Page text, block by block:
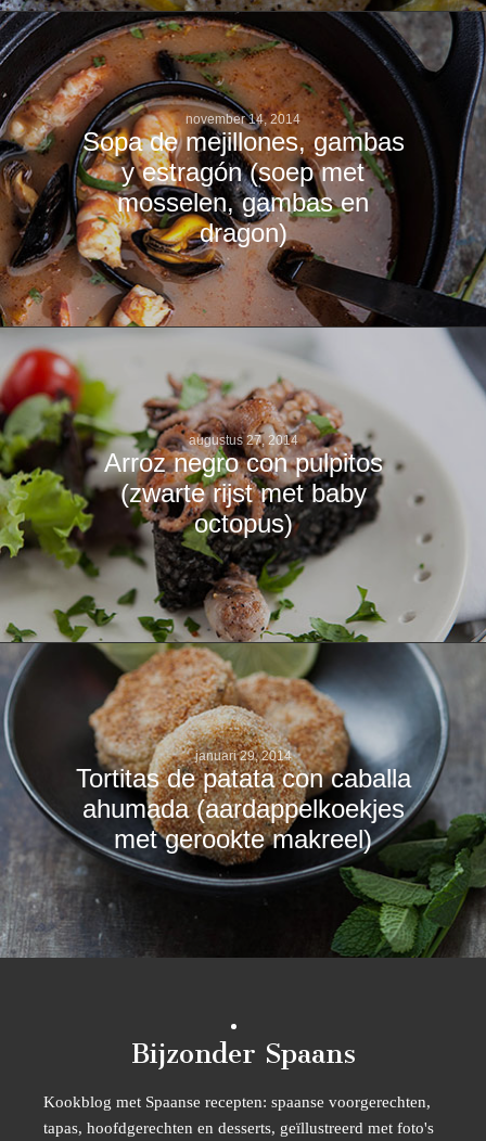
november 14, 2014
Sopa de mejillones, gambas
y estragón (soep met
mosselen, gambas en
dragon)
augustus 27, 2014
Arroz negro con pulpitos
(zwarte rijst met baby
octopus)
januari 29, 2014
Tortitas de patata con caballa
ahumada (aardappelkoekjes
met gerookte makreel)
Bijzonder Spaans
Kookblog met Spaanse recepten: spaanse voorgerechten,
tapas, hoofdgerechten en desserts, geïllustreerd met foto's